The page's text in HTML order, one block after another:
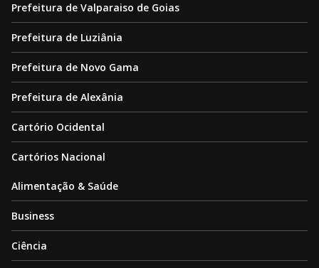
Prefeitura de Valparaiso de Goias
Prefeitura de Luziânia
Prefeitura de Novo Gama
Prefeitura de Alexânia
Cartório Ocidental
Cartórios Nacional
Alimentação & Saúde
Business
Ciência